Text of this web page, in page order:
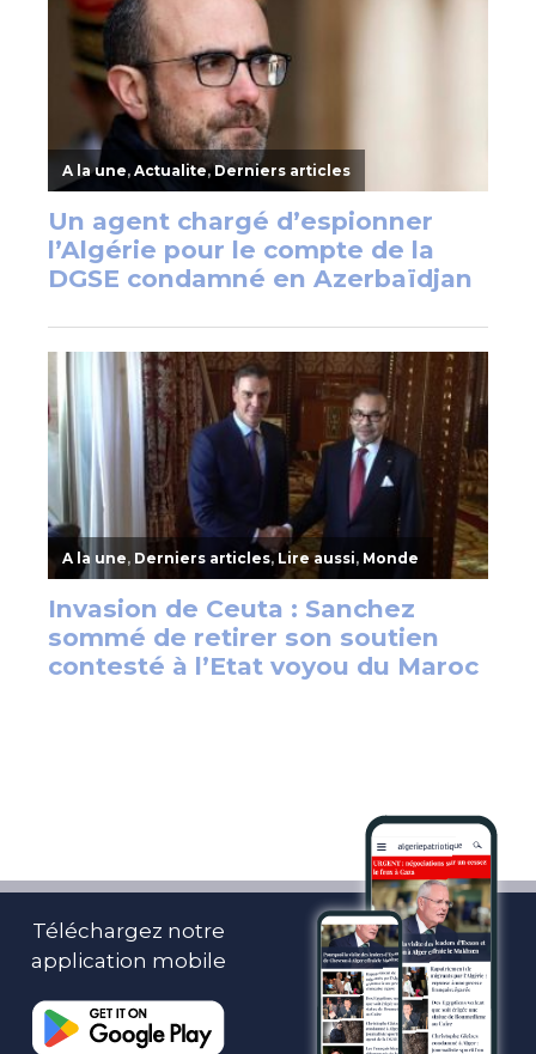
Téléchargez notre
application mobile